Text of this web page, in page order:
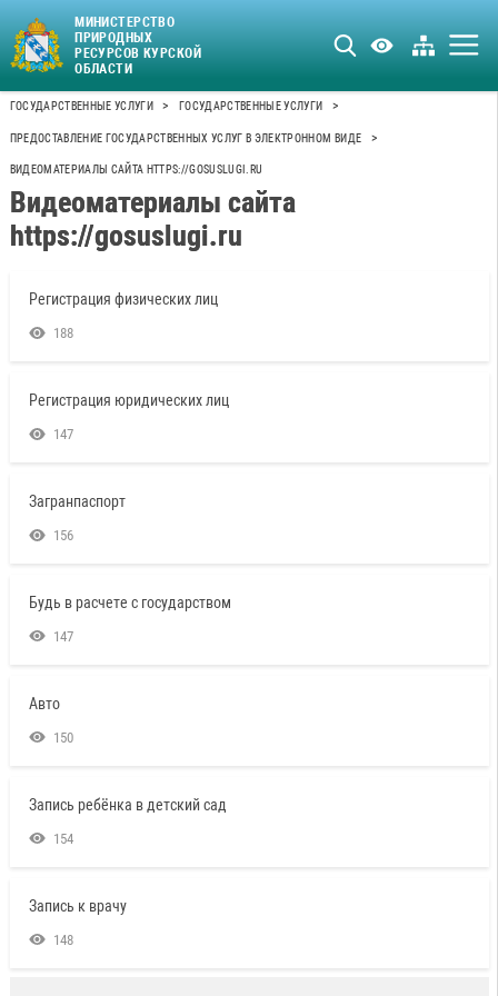
МИНИСТЕРСТВО
ПРИРОДНЫХ
РЕСУРСОВ КУРСКОЙ
ОБЛАСТИ
ГОСУДАРСТВЕННЫЕ УСЛУГИ > ГОСУДАРСТВЕННЫЕ УСЛУГИ >
ПРЕДОСТАВЛЕНИЕ ГОСУДАРСТВЕННЫХ УСЛУГ В ЭЛЕКТРОННОМ ВИДЕ >
ВИДЕОМАТЕРИАЛЫ САЙТА HTTPS://GOSUSLUGI.RU
Видеоматериалы сайта
https://gosuslugi.ru
Регистрация физических лиц
188
Регистрация юридических лиц
147
Загранпаспорт
156
Будь в расчете с государством
147
Авто
150
Запись ребёнка в детский сад
154
Запись к врачу
148